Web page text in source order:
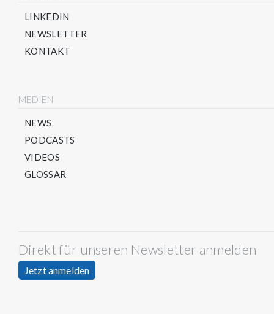
LINKEDIN
NEWSLETTER
KONTAKT
MEDIEN
NEWS
PODCASTS
VIDEOS
GLOSSAR
Direkt für unseren Newsletter anmelden
Jetzt anmelden